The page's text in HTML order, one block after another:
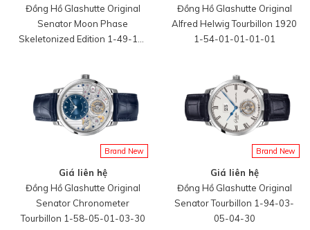
Đồng Hồ Glashutte Original
Senator Moon Phase
Skeletonized Edition 1-49-13-
Đồng Hồ Glashutte Original
Alfred Helwig Tourbillon 1920
1-54-01-01-01-01
Brand New
Giá liên hệ
Đồng Hồ Glashutte Original
Senator Chronometer
Tourbillon 1-58-05-01-03-30
Brand New
Giá liên hệ
Đồng Hồ Glashutte Original
Senator Tourbillon 1-94-03-
05-04-30